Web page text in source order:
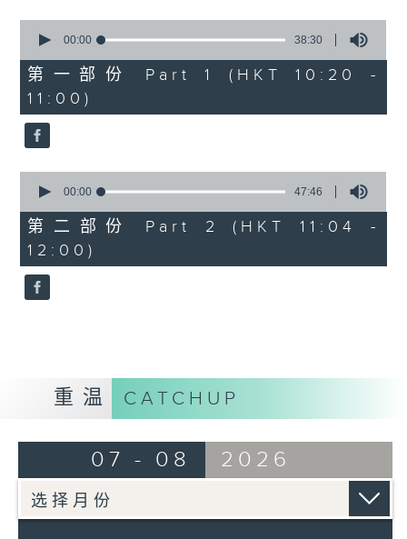
seconds
38
minutes,
30
seconds
00:00 38:30
第一部份 Part 1 (HKT 10:20 -
11:00)
seconds
47
minutes,
46
seconds
00:00 47:46
第二部份 Part 2 (HKT 11:04 -
12:00)
重温 CATCHUP
07 - 08 2026